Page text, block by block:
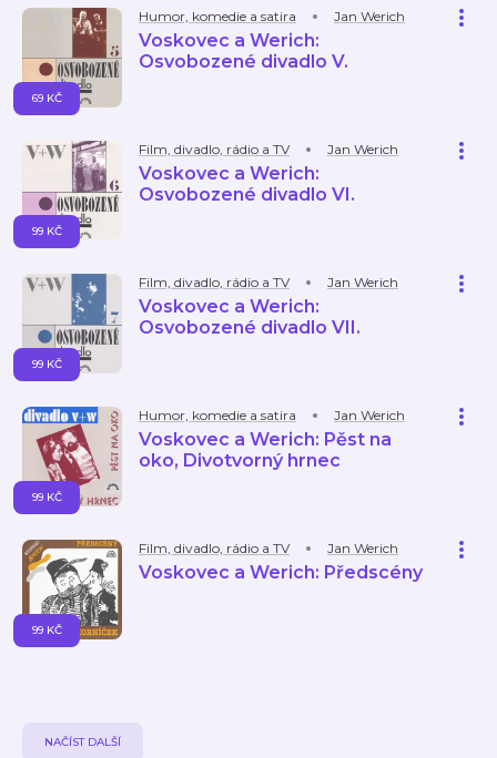
Humor, komedie a satira Jan Werich
Voskovec a Werich:
Osvobozené divadlo V.
69 KČ
Film, divadlo, rádio a TV Jan Werich
Voskovec a Werich:
Osvobozené divadlo VI.
99 KČ
Film, divadlo, rádio a TV Jan Werich
Voskovec a Werich:
Osvobozené divadlo VII.
99 KČ
Humor, komedie a satira Jan Werich
Voskovec a Werich: Pěst na
oko, Divotvorný hrnec
99 KČ
Film, divadlo, rádio a TV Jan Werich
Voskovec a Werich: Předscény
99 KČ
NAČÍST DALŠÍ